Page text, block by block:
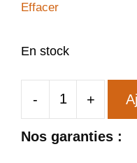
Effacer
En stock
- +
Nos garanties :